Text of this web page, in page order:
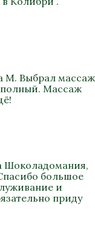
М. Выбрал массаж
полный. Массаж
Шоколадомания,
большое
и
приду